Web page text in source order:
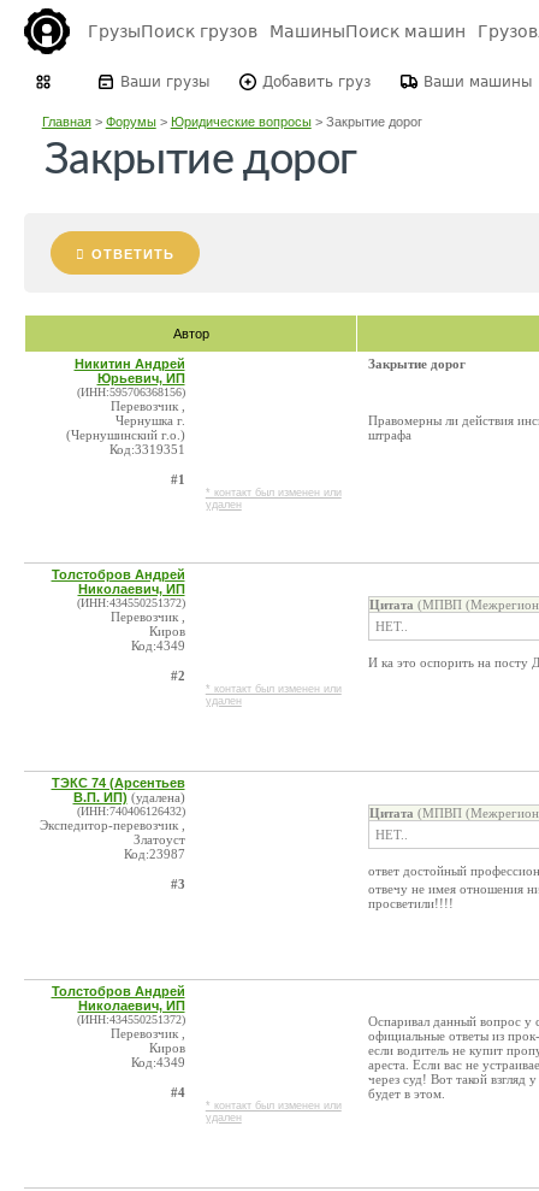
ГрузыПоиск грузов МашиныПоиск машин
Ваши грузы Добавить груз Ваши машины
Главная> Форумы> Юридические вопросы> Закрытие дорог
Закрытие дорог
ОТВЕТИТЬ
Автор
Никитин Андрей
Юрьевич, ИП
(ИНН:595706368156)
Перевозчик ,
Чернушка г.
(Чернушинский г.о.)
Код:3319351
#1
* контакт был изменен или
удален
Закрытие дорог
Правомерны ли действия
штрафа
Толстобров Андрей
Николаевич, ИП
(ИНН:434550251372)
Перевозчик ,
Киров
Код:4349
#2
* контакт был изменен или
удален
Цитата (МПВП
НЕТ..
И ка это оспорить на посту
ТЭКС 74 (Арсентьев
В.П. ИП) (удалена)
(ИНН:740406126432)
Экспедитор-перевозчик ,
Златоуст
Код:23987
#3
Цитата (МПВП
НЕТ..
ответ достойный
отвечу не имея отношения
просветили!!!!
Толстобров Андрей
Николаевич, ИП
(ИНН:434550251372)
Перевозчик ,
Киров
Код:4349
#4
* контакт был изменен или
удален
Оспаривал данный вопрос у
официальные ответы из
если водитель не купит
ареста. Если вас не
через суд! Вот такой
будет в этом.